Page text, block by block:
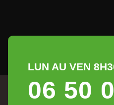
LUN AU VEN
06 50